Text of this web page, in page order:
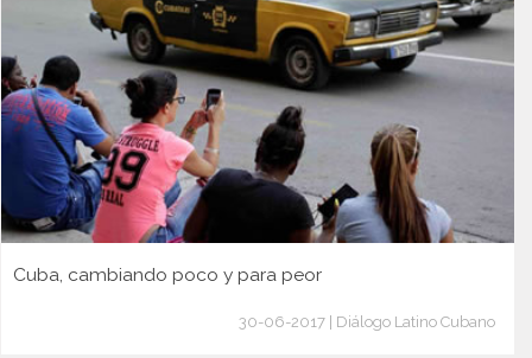
Cuba, cambiando poco y para peor
30-06-2017 | Diálogo Latino Cubano